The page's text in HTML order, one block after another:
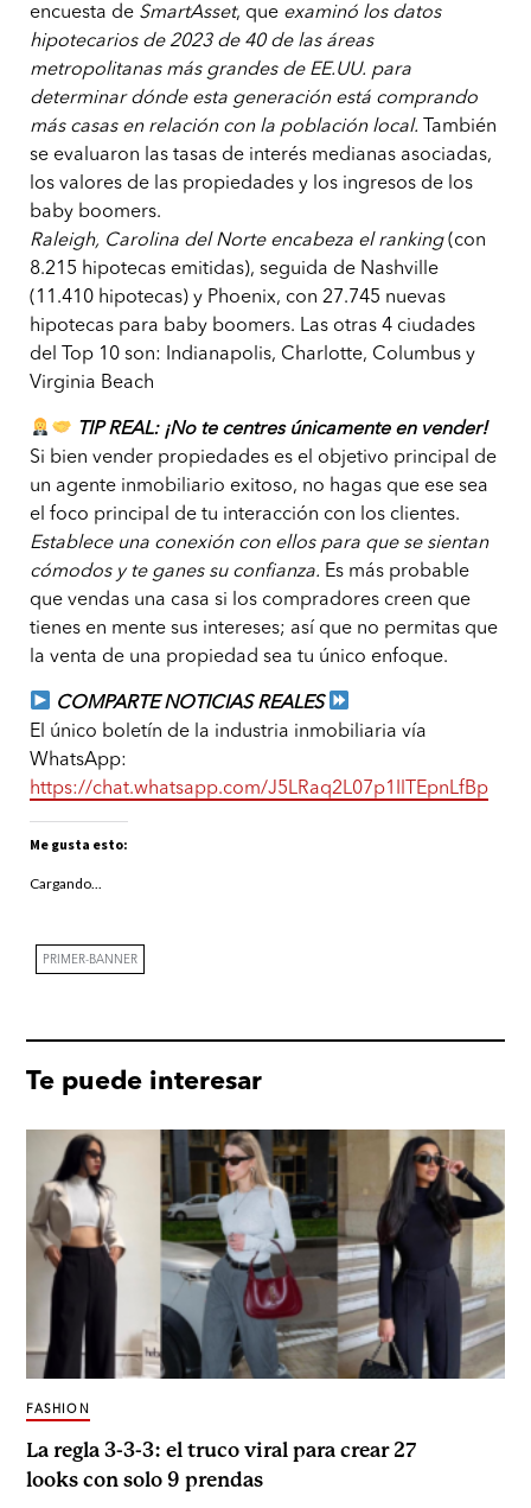
encuesta de SmartAsset, que examinó los datos
hipotecarios de 2023 de 40 de las áreas
metropolitanas más grandes de EE.UU. para
determinar dónde esta generación está comprando
más casas en relación con la población local. También
se evaluaron las tasas de interés medianas asociadas,
los valores de las propiedades y los ingresos de los
baby boomers.
Raleigh, Carolina del Norte encabeza el ranking(con
8.215 hipotecas emitidas), seguida de Nashville
(11.410 hipotecas) y Phoenix, con 27.745 nuevas
hipotecas para baby boomers. Las otras 4 ciudades
del Top 10 son: Indianapolis, Charlotte, Columbus y
Virginia Beach
TIP REAL: ¡No te centres únicamente en vender!
Si bien vender propiedades es el objetivo principal de
un agente inmobiliario exitoso, no hagas que ese sea
el foco principal de tu interacción con los clientes.
Establece una conexión con ellos para que se sientan
cómodos y te ganes su confianza. Es más probable
que vendas una casa si los compradores creen que
tienes en mente sus intereses; así que no permitas que
la venta de una propiedad sea tu único enfoque.
COMPARTE NOTICIAS REALES
El único boletín de la industria inmobiliaria vía
WhatsApp:
https://chat.whatsapp.com/J5LRaq2L07p1IlTEpnLfBp
Me gusta esto:
Cargando...
PRIMER-BANNER
Te puede interesar
La regla 3-3-3: el truco viral para crear 27
looks con solo 9 prendas
FASHION